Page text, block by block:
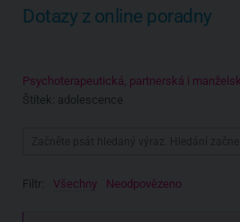
Dotazy z online poradny
Psychoterapeutická, partnerská i
Štítek: adolescence
Filtr: Všechny Neodpovězeno